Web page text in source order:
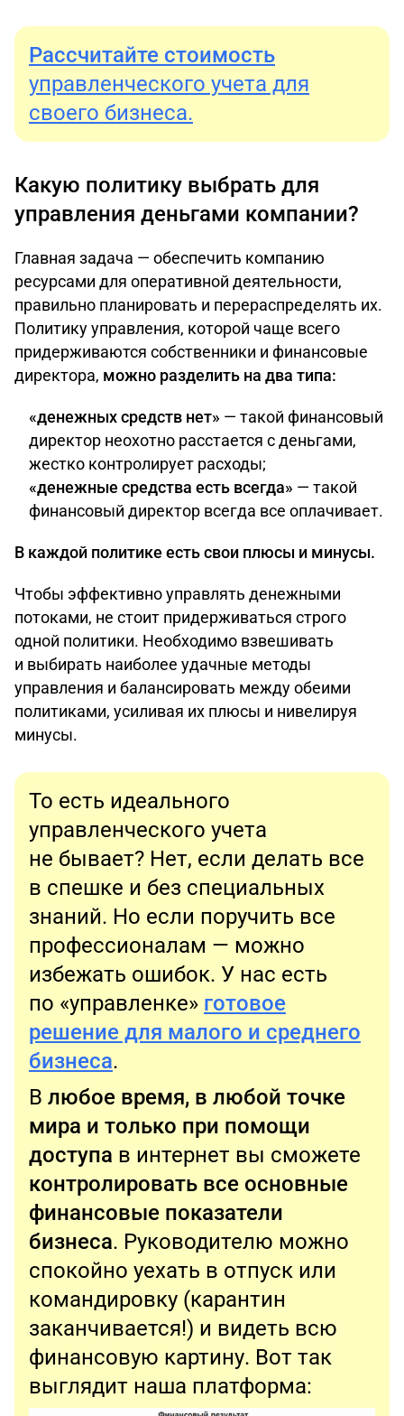
Рассчитайте стоимость
управленческого учета для
своего бизнеса.
Какую политику выбрать для
управления деньгами компании?
Главная задача — обеспечить компанию
ресурсами для оперативной деятельности,
правильно планировать и перераспределять их.
Политику управления, которой чаще всего
придерживаются собственники и финансовые
директора, можно разделить на два типа:
«денежных средств нет» — такой финансовый
директор неохотно расстается с деньгами,
жестко контролирует расходы;
«денежные средства есть всегда» — такой
финансовый директор всегда все оплачивает.
В каждой политике есть свои плюсы и минусы.
Чтобы эффективно управлять денежными
потоками, не стоит придерживаться строго
одной политики. Необходимо взвешивать
и выбирать наиболее удачные методы
управления и балансировать между обеими
политиками, усиливая их плюсы и нивелируя
минусы.
То есть идеального
управленческого учета
не бывает? Нет, если делать все
в спешке и без специальных
знаний. Но если поручить все
профессионалам — можно
избежать ошибок. У нас есть
по «управленке» готовое
решение для малого и среднего
бизнеса.
В любое время, в любой точке
мира и только при помощи
доступа в интернет вы сможете
контролировать все основные
финансовые показатели
бизнеса. Руководителю можно
спокойно уехать в отпуск или
командировку (карантин
заканчивается!) и видеть всю
финансовую картину. Вот так
выглядит наша платформа: